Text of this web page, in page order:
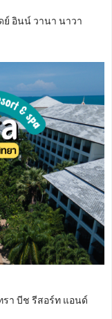
ย์ อินน์ วานา นาวา
รา บีช รีสอร์ท แอนด์